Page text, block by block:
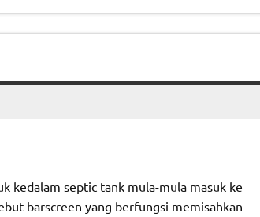
kedalam septic tank mula-mula masuk ke
barscreen yang berfungsi memisahkan